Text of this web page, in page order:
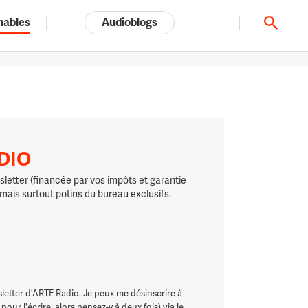
Tout l'univers ARTE.tv
Audioblogs
(financée par vos impôts et garantie
surtout potins du bureau exclusifs.
d'ARTE Radio. Je peux me désinscrire à